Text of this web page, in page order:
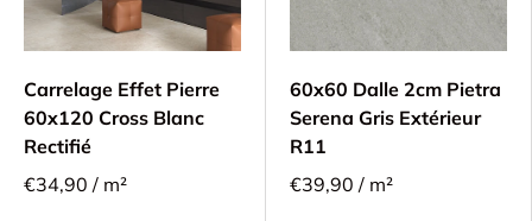
Carrelage Effet Pierre
60x120 Cross Blanc
Rectifié
€34,90 / m²
60x60 Dalle 2cm Pietra
Serena Gris Extérieur
R11
€39,90 / m²